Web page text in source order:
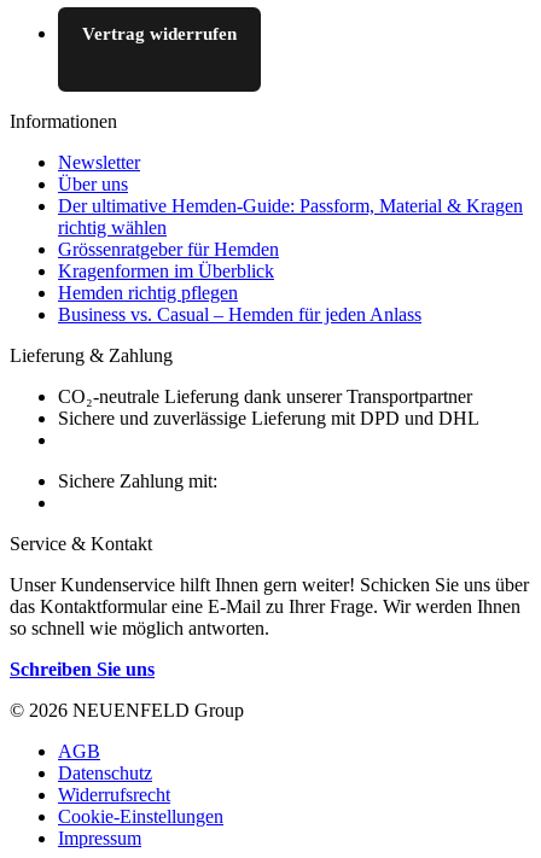
Vertrag widerrufen
Informationen
Newsletter
Über uns
Der ultimative Hemden-Guide: Passform, Material & Kragen
richtig wählen
Grössenratgeber für Hemden
Kragenformen im Überblick
Hemden richtig pflegen
Business vs. Casual – Hemden für jeden Anlass
Lieferung & Zahlung
CO₂-neutrale Lieferung dank unserer Transportpartner
Sichere und zuverlässige Lieferung mit DPD und DHL
Sichere Zahlung mit:
Service & Kontakt
Unser Kundenservice hilft Ihnen gern weiter! Schicken Sie uns über
das Kontaktformular eine E-Mail zu Ihrer Frage. Wir werden Ihnen
so schnell wie möglich antworten.
Schreiben Sie uns
© 2026 NEUENFELD Group
AGB
Datenschutz
Widerrufsrecht
Cookie-Einstellungen
Impressum